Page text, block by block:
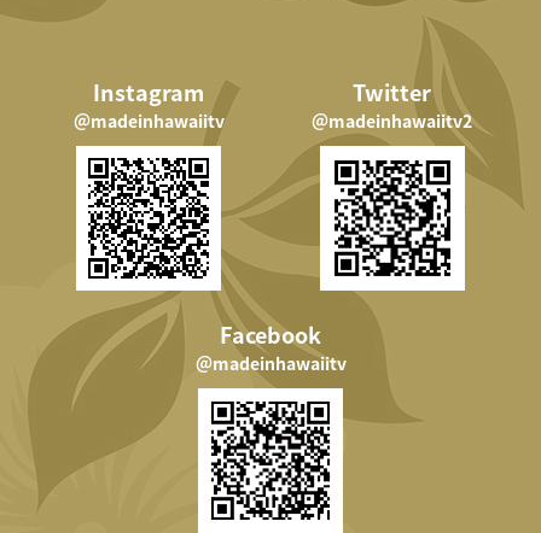
Instagram
＠madeinhawaiitv
Twitter
＠madeinhawaiitv2
Facebook
＠madeinhawaiitv